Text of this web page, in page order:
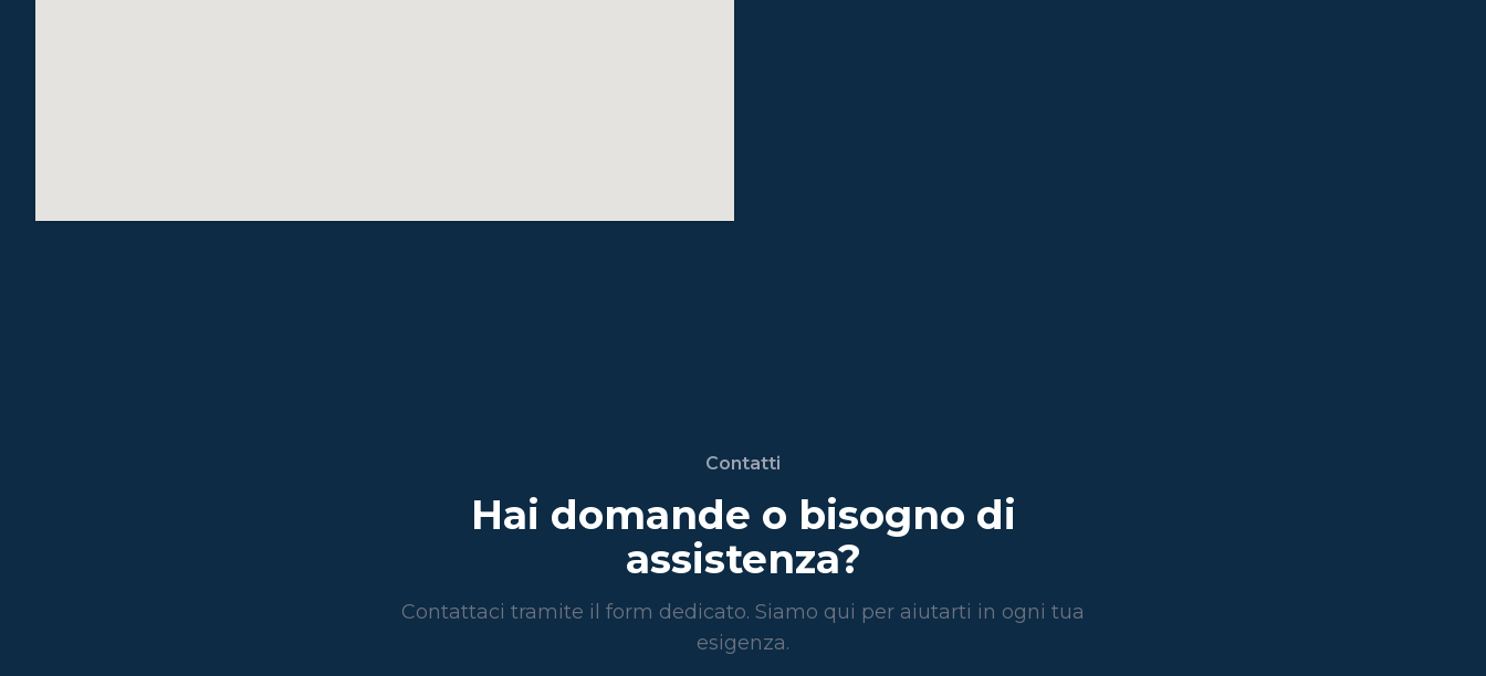
Contatti
Hai domande o bisogno di
assistenza?
Contattaci tramite il form dedicato. Siamo qui per aiutarti in ogni tua
esigenza.